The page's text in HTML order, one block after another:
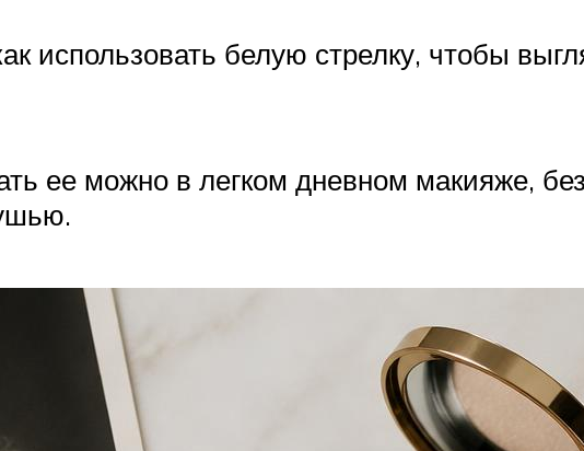
использовать белую стрелку, чтобы
ее можно в легком дневном макияже,